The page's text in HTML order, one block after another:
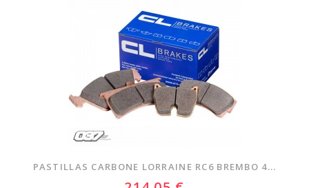
PASTILLAS CARBONE LORRAINE RC6 BREMBO 4...